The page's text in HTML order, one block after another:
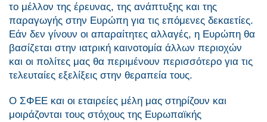
το μέλλον της έρευνας, της ανάπτυξης και της
παραγωγής στην Ευρώπη για τις επόμενες δεκαετίες.
Εάν δεν γίνουν οι απαραίτητες αλλαγές, η Ευρώπη θα
βασίζεται στην ιατρική καινοτομία άλλων περιοχών
και οι πολίτες μας θα περιμένουν περισσότερο για τις
τελευταίες εξελίξεις στην θεραπεία τους.
Ο ΣΦΕΕ και οι εταιρείες μέλη μας στηρίζουν και
μοιράζονται τους στόχους της Ευρωπαϊκής